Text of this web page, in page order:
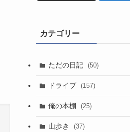
カテゴリー
ただの日記 (50)
ドライブ (157)
俺の本棚 (25)
山歩き (37)